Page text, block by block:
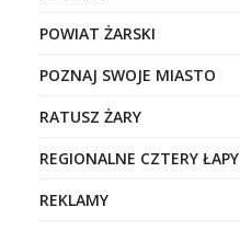
POWIAT ŻARSKI
POZNAJ SWOJE MIASTO
RATUSZ ŻARY
REGIONALNE CZTERY ŁAPY
REKLAMY